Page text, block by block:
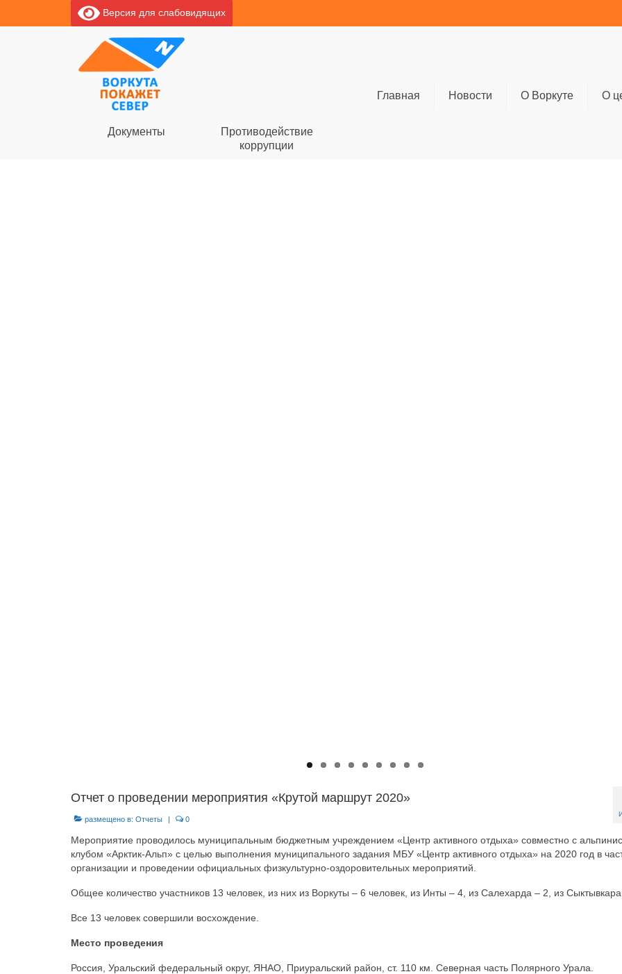
Версия для слабовидящих
Главная Новости О Воркуте О
Документы
Противодействие
коррупции
Отчет о проведении мероприятия «Крутой маршрут 2020»
размещено в: Отчеты | 0
Мероприятие проводилось муниципальным бюджетным учреждением «Центр активного отдыха» совместно с
клубом «Арктик-Альп» с целью выполнения муниципального задания МБУ «Центр активного отдыха» на 2020 год в
организации и проведении официальных физкультурно-оздоровительных мероприятий.
Общее количество участников 13 человек, из них из Воркуты – 6 человек, из Инты – 4, из Салехарда – 2, из
Все 13 человек совершили восхождение.
Место проведения
Россия, Уральский федеральный округ, ЯНАО, Приуральский район, ст. 110 км. Северная часть Полярного Урала.